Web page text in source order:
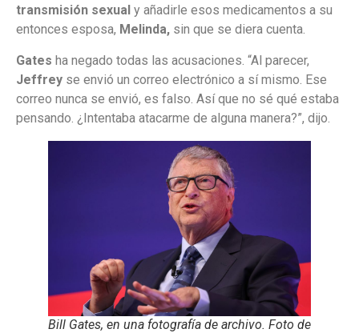
transmisión sexual y añadirle esos medicamentos a su
entonces esposa, Melinda, sin que se diera cuenta.
Gates ha negado todas las acusaciones. “Al parecer,
Jeffrey se envió un correo electrónico a sí mismo. Ese
correo nunca se envió, es falso. Así que no sé qué estaba
pensando. ¿Intentaba atacarme de alguna manera?”, dijo.
Bill Gates, en una fotografía de archivo. Foto de